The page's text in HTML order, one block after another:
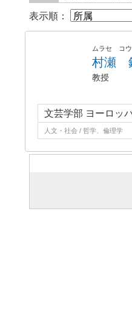
表示順：
ムラセ コウ
村瀬
教授
文芸学部 ヨーロッ
人文・社会 / 哲学、倫理学